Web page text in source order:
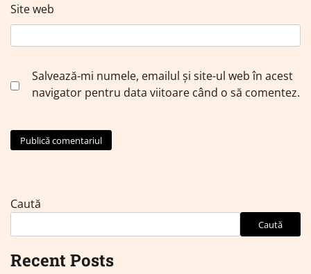
Site web
Salvează-mi numele, emailul și site-ul web în acest
navigator pentru data viitoare când o să comentez.
Caută
Caută
Recent Posts